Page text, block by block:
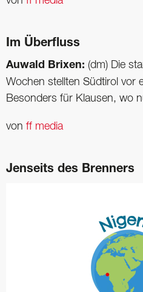
Im Überfluss
Auwald Brixen: (dm) Die
Wochen stellten Südtirol vor
Besonders für Klausen, wo
von ff media
Jenseits des Brenners